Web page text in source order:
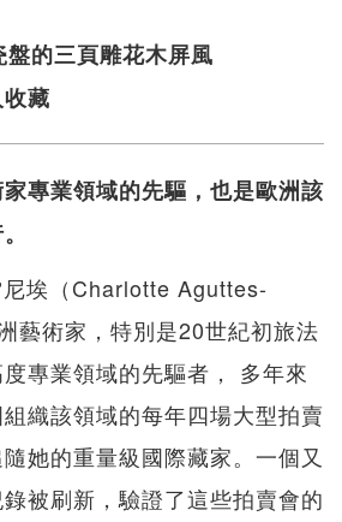
的三頁雕花木屏風
藏
專業領域的先驅，也是歐洲該
尼埃（Charlotte Aguttes-
藝術家，特別是20世紀初旅法
專業領域的先驅者， 多年來
織該領域的每年四場大型拍賣
她的重量級國際藏家。一個又
被刷新，驗證了這些拍賣會的